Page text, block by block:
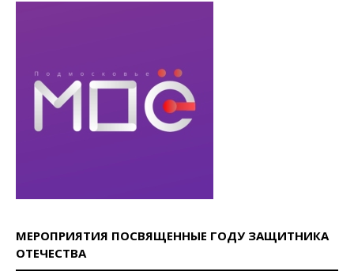
МЕРОПРИЯТИЯ ПОСВЯЩЕННЫЕ ГОДУ ЗАЩИТНИКА
ОТЕЧЕСТВА